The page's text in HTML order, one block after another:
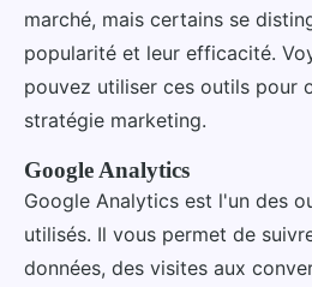
marché, mais certains se
popularité et leur efficacité.
pouvez utiliser ces outils pour
stratégie marketing.
Google Analytics
Google Analytics est l'un des
utilisés. Il vous permet de
données, des visites aux